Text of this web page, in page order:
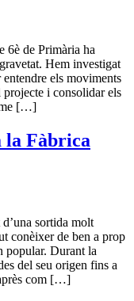
6è de Primària ha
Hem investigat
entendre els moviments
projecte i consolidar els
[…]
la Fàbrica
sortida molt
conèixer de ben a prop
popular. Durant la
del seu origen fins a
com […]